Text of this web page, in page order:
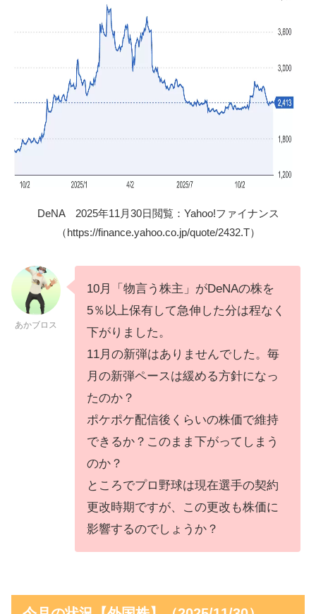
DeNA 2025年11月30日閲覧：Yahoo!ファイナンス
（https://finance.yahoo.co.jp/quote/2432.T）
あかブロス
10月「物言う株主」がDeNAの株を
5％以上保有して急伸した分は程なく
下がりました。
11月の新弾はありませんでした。毎
月の新弾ペースは緩める方針になっ
たのか？
ポケポケ配信後くらいの株価で維持
できるか？このまま下がってしまう
のか？
ところでプロ野球は現在選手の契約
更改時期ですが、この更改も株価に
影響するのでしょうか？